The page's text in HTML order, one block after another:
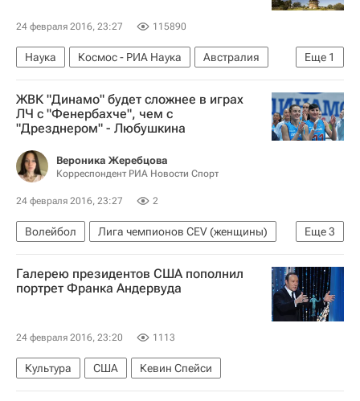
24 февраля 2016, 23:27 115890
Еще 1
Наука Космос - РИА Наука
Австралия
галактики
ЖВК "Динамо" будет сложнее в играх
ЛЧ с "Фенербахче", чем с
"Дрезднером" - Любушкина
Вероника Жеребцова
Корреспондент РИА Новости Спорт
24 февраля 2016, 23:27 2
Еще3
Волейбол
Лига чемпионов CEV (женщины)
Динамо (Москва, ж)
Фенербахче (ж)
Дрезднер
Галерею президентов США пополнил
портрет Франка Андервуда
24 февраля 2016, 23:20 1113
Культура США Кевин Спейси